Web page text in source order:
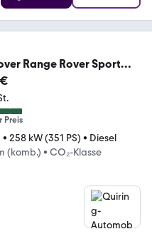
Range Rover Sport
sw-
Preis
• 258 kW (351 PS) • Diesel
(komb.) • CO₂-Klasse